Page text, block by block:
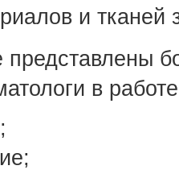
и тканей
в